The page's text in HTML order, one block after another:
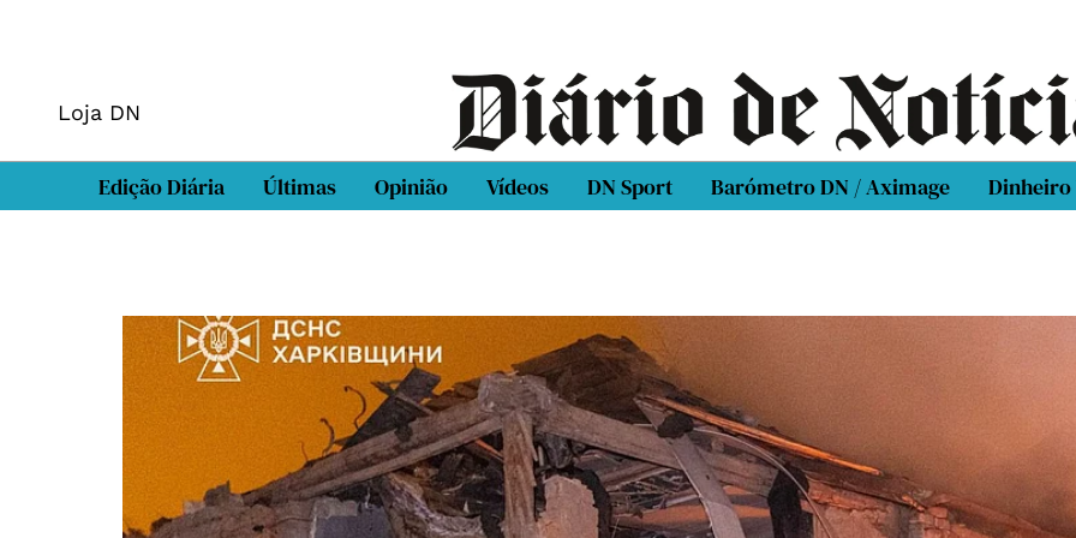
Loja DN
Edição Diária Últimas Opinião Vídeos DN Sport Barómetro DN / Aximage Dinheiro